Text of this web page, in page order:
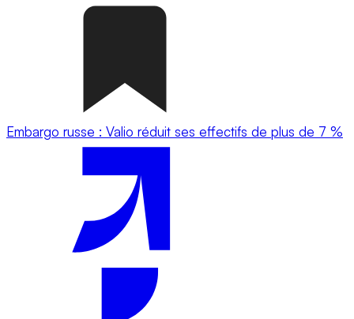
Embargo russe : Valio réduit ses effectifs de plus de 7 %